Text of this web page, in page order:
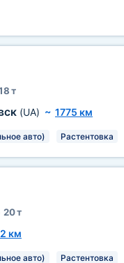
т
(UA) ~ 1775 км
авто) Растентовка
20 т
км
авто) Растентовка